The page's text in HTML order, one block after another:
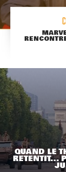
QUAND LE
RETENTIT...